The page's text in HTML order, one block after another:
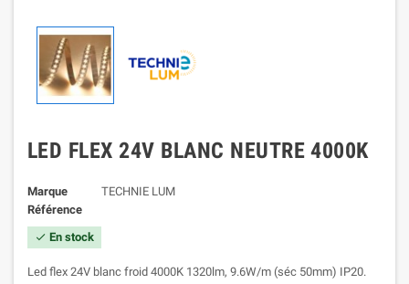
LED FLEX 24V BLANC NEUTRE 4000K
Marque
TECHNIE LUM
Référence
 En stock
Led flex 24V blanc froid 4000K 1320lm, 9.6W/m (séc 50mm) IP20.